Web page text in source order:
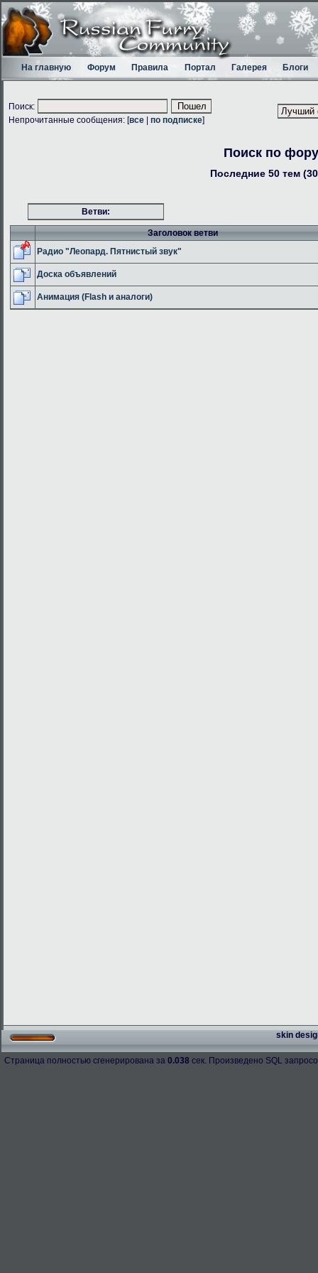
На главную Форум Правила Портал Галерея Блоги
Поиск:
Непрочитанные сообщения: [все по подписке]
Поиск по
Последние 50 тем
Ветви:
Заголовок ветви
Радио "Леопард. Пятнистый звук"
Доска объявлений
Анимация (Flash и аналоги)
skin
Страница полностью сгенерирована за 0.038 сек. Произведено SQL